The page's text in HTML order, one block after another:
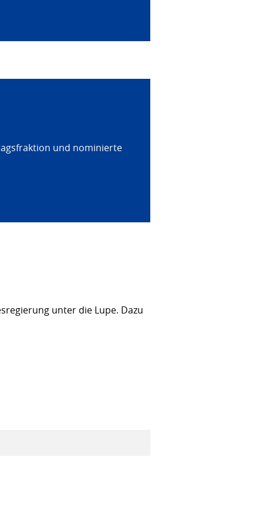
und nominierte
unter die Lupe. Dazu